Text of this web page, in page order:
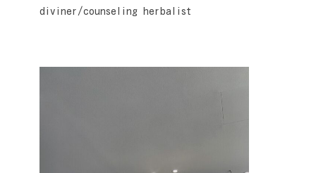
diviner/counseling herbalist